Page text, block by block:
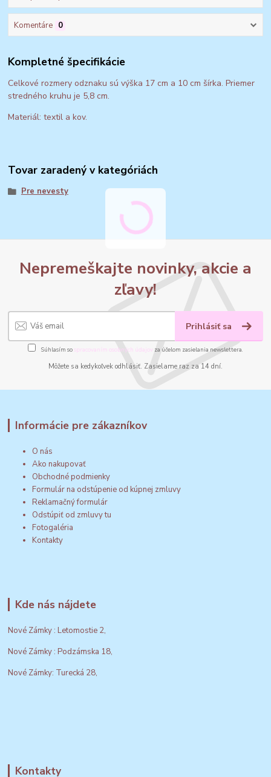
Komentáre 0
Kompletné špecifikácie
Celkové rozmery odznaku sú výška 17 cm a 10 cm šírka. Priemer
stredného kruhu je 5,8 cm.
Materiál: textil a kov.
Tovar zaradený v kategóriách
Pre nevesty
Nepremeškajte novinky, akcie a
zľavy!
Prihlásiť sa
Súhlasím sospracovaním osobných údajov za účelom zasielania newslettera.
Môžete sa kedykoľvek odhlásiť. Zasielame raz za 14 dní.
Informácie pre zákazníkov
O nás
Ako nakupovať
Obchodné podmienky
Formulár na odstúpenie od kúpnej zmluvy
Reklamačný formulár
Odstúpiť od zmluvy tu
Fotogaléria
Kontakty
Kde nás nájdete
Nové Zámky : Letomostie 2,
Nové Zámky : Podzámska 18,
Nové Zámky: Turecká 28,
Kontakty